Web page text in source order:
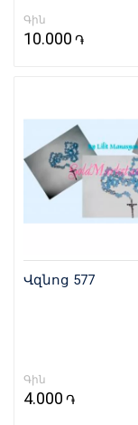
Գին
10.000 ֏
Վզնոց 577
Գին
4.000 ֏